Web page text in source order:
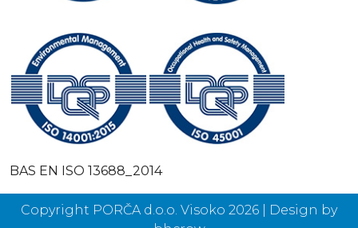
BAS EN ISO 13688_2014
Copyright PORČA d.o.o. Visoko 2026 | Design by